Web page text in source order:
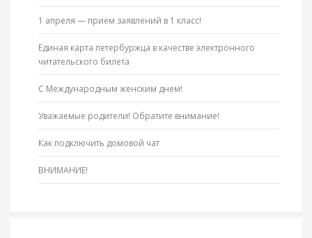
1 апреля — прием заявлений в 1 класс!
Единая карта петербуржца в качестве электронного
читательского билета
С Международным женским днем!
Уважаемые родители! Обратите внимание!
Как подключить домовой чат
ВНИМАНИЕ!